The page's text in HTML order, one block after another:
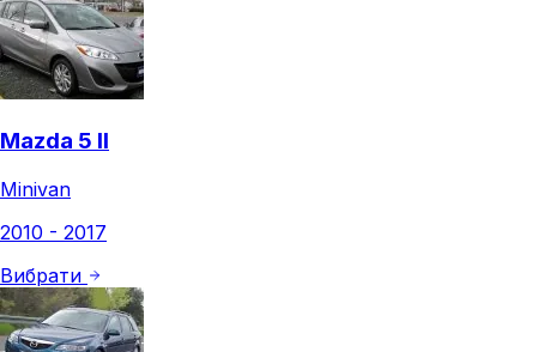
Mazda 5 II
Minivan
2010 - 2017
Вибрати